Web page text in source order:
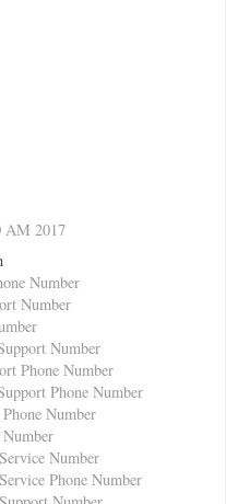
AM 2017
Number
Number
Number
Phone Number
Phone Number
Number
Number
Phone Number